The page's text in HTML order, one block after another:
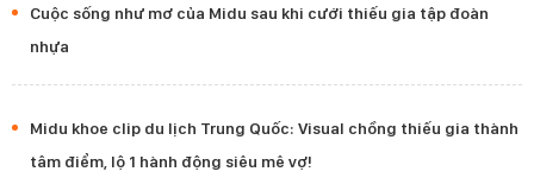
Cuộc sống như mơ của Midu sau khi cưới thiếu gia tập đoàn
nhựa
Midu khoe clip du lịch Trung Quốc: Visual chồng thiếu gia thành
tâm điểm, lộ 1 hành động siêu mê vợ!